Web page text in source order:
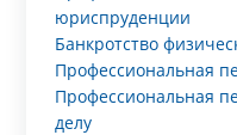
юриспруденции
Банкротство
Профессиональная
Профессиональная
делу